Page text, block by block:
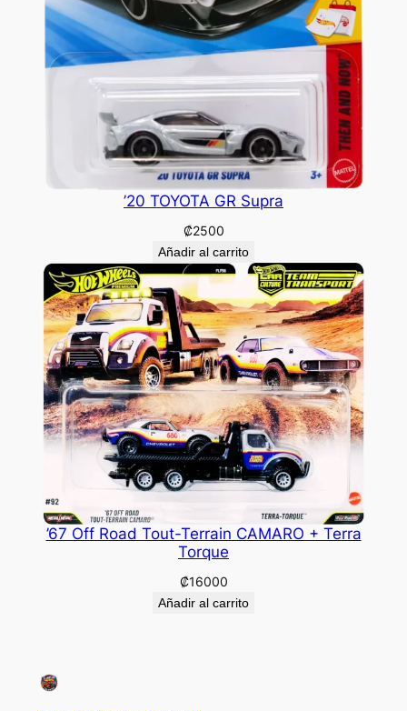
’20 TOYOTA GR Supra
₡2500
Añadir al carrito
’67 Off Road Tout-Terrain CAMARO + Terra
Torque
₡16000
Añadir al carrito